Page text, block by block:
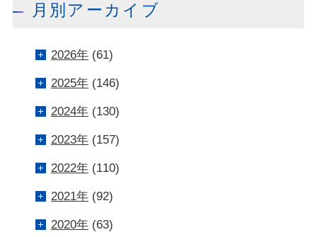
月別アーカイブ
2026年(61)
2025年(146)
2024年(130)
2023年(157)
2022年(110)
2021年(92)
2020年(63)